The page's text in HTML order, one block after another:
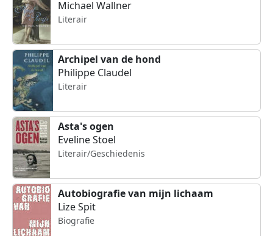
Michael Wallner
Literair
Archipel van de hond
Philippe Claudel
Literair
Asta's ogen
Eveline Stoel
Literair/Geschiedenis
Autobiografie van mijn lichaam
Lize Spit
Biografie